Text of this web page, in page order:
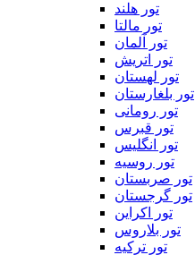
تور هلند
تور مالتا
تور آلمان
تور اتریش
تور لهستان
تور بلغارستان
تور رومانی
تور قبرس
تور انگلیس
تور روسیه
تور صربستان
تور گرجستان
تور اکراین
تور بلاروس
تور ترکیه